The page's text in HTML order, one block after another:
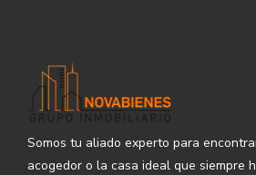
Somos tu aliado experto para
acogedor o la casa ideal que siempre